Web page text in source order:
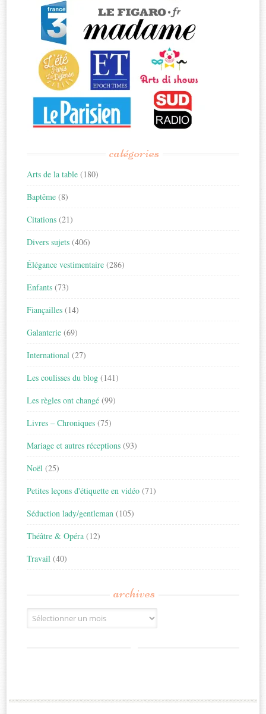
catégories
Arts de la table (180)
Baptême (8)
Citations (21)
Divers sujets (406)
Élégance vestimentaire (286)
Enfants (73)
Fiançailles (14)
Galanterie (69)
International (27)
Les coulisses du blog (141)
Les règles ont changé (99)
Livres – Chroniques (75)
Mariage et autres réceptions (93)
Noël (25)
Petites leçons d'étiquette en vidéo (71)
Séduction lady/gentleman (105)
Théâtre & Opéra (12)
Travail (40)
archives
Archives